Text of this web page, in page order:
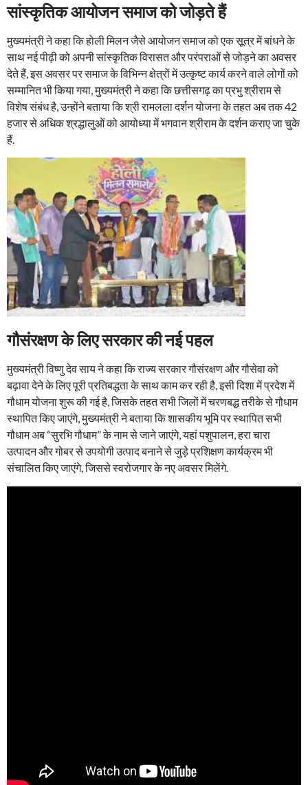
सांस्कृतिक आयोजन समाज को जोड़ते हैं
मुख्यमंत्री ने कहा कि होली मिलन जैसे आयोजन समाज को एक सूत्र में बांधने के
साथ नई पीढ़ी को अपनी सांस्कृतिक विरासत और परंपराओं से जोड़ने का अवसर
देते हैं, इस अवसर पर समाज के विभिन्न क्षेत्रों में उत्कृष्ट कार्य करने वाले लोगों को
सम्मानित भी किया गया, मुख्यमंत्री ने कहा कि छत्तीसगढ़ का प्रभु श्रीराम से
विशेष संबंध है, उन्होंने बताया कि श्री रामलला दर्शन योजना के तहत अब तक 42
हजार से अधिक श्रद्धालुओं को आयोध्या में भगवान श्रीराम के दर्शन कराए जा चुके
हैं.
गौसंरक्षण के लिए सरकार की नई पहल
मुख्यमंत्री विष्णु देव साय ने कहा कि राज्य सरकार गौसंरक्षण और गौसेवा को
बढ़ावा देने के लिए पूरी प्रतिबद्धता के साथ काम कर रही है, इसी दिशा में प्रदेश में
गौधाम योजना शुरू की गई है, जिसके तहत सभी जिलों में चरणबद्ध तरीके से गौधाम
स्थापित किए जाएंगे, मुख्यमंत्री ने बताया कि शासकीय भूमि पर स्थापित सभी
गौधाम अब “सुरभि गौधाम” के नाम से जाने जाएंगे, यहां पशुपालन, हरा चारा
उत्पादन और गोबर से उपयोगी उत्पाद बनाने से जुड़े प्रशिक्षण कार्यक्रम भी
संचालित किए जाएंगे, जिससे स्वरोजगार के नए अवसर मिलेंगे.